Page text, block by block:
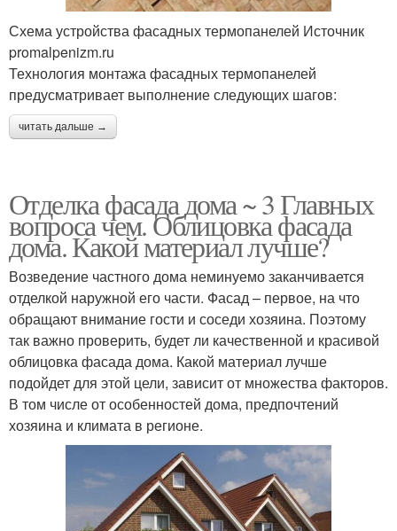
Схема устройства фасадных термопанелей Источник
promalpenizm.ru
Технология монтажа фасадных термопанелей
предусматривает выполнение следующих шагов:
читать дальше →
Отделка фасада дома ~ 3 Главных
вопроса чем. Облицовка фасада
дома. Какой материал лучше?
Возведение частного дома неминуемо заканчивается
отделкой наружной его части. Фасад – первое, на что
обращают внимание гости и соседи хозяина. Поэтому
так важно проверить, будет ли качественной и красивой
облицовка фасада дома. Какой материал лучше
подойдет для этой цели, зависит от множества факторов.
В том числе от особенностей дома, предпочтений
хозяина и климата в регионе.